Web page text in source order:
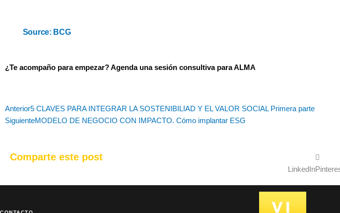
Source: BCG
¿Te acompaño para empezar? Agenda una sesión consultiva para ALMA
Ant
Anterior5 CLAVES PARA INTEGRAR LA SOSTENIBILIAD Y EL VALOR SOCIAL Primera parte
SiguienteMODELO DE NEGOCIO CON IMPACTO. Cómo implantar ESG
Siguiente
Comparte este post
LinkedIn